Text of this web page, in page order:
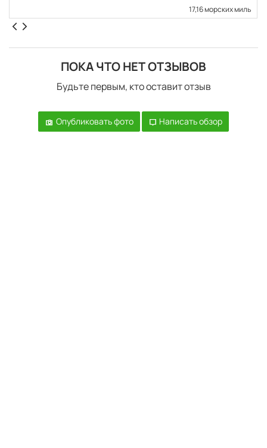
17,16 морских миль
ПОКА ЧТО НЕТ ОТЗЫВОВ
Будьте первым, кто оставит отзыв
Опубликовать фото Написать обзор